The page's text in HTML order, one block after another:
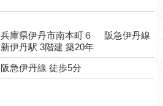
兵庫県伊丹市南本町６ 阪急伊丹線
新伊丹駅 3階建 築20年
阪急伊丹線 徒歩5分